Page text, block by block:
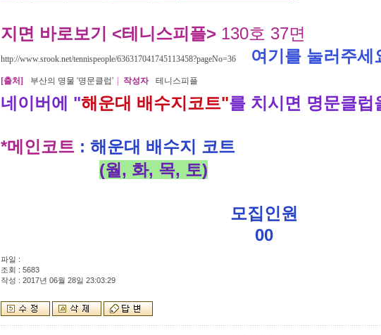
지면 바로보기 <테니스피플> 130호 37면
http://www.srook.net/tennispeople/636317041745113458?pageNo=36 여기를 눌러주
[출처] 부산의 명물 '명문클럽' 작성자 테니스피플
네이버에 "해운대 배수지코트"를 치시면 명문클럽
*메인코트 : 해운대 배수지 코트
(월, 화, 목, 토)
모집인원
00
파일 :
조회 : 5683
작성 : 2017년 06월 28일 23:03:29